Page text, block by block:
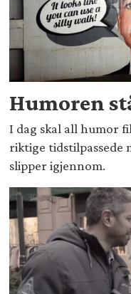
Humoren
I dag skal all humor
riktige tidstilpassede
slipper igjennom.